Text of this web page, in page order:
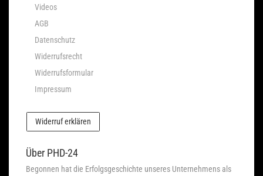
Videos
AGB
Datenschutz
Widerrufsrecht
Widerrufsformular
Impressum
Widerruf erklären
Über PHD-24
Begonnen hat die Erfolgsgeschichte unseres Unternehmens als